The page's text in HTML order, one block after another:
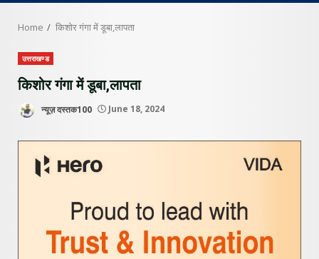
Home किशोर गंगा में डूबा,लापता
उत्तराखण्ड
किशोर गंगा में डूबा,लापता
न्यूज़ दस्तक100 June 18, 2024